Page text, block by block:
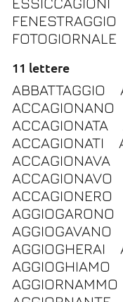
FENESTRAGGIO
FOTOGIORNALE
11 lettere
ABBATTAGGIO
ACCAGIONANO
ACCAGIONATA
ACCAGIONATI
ACCAGIONAVA
ACCAGIONAVO
ACCAGIONERO
AGGIOGARONO
AGGIOGAVANO
AGGIOGHERAI
AGGIOGHIAMO
AGGIORNAMMO